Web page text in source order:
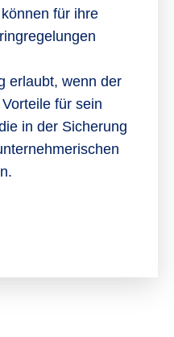
für ihre
erlaubt, wenn der
für sein
in der Sicherung